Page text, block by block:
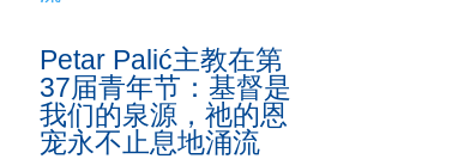
Petar Palić主教在第
37届青年节：基督是
我们的泉源，祂的恩
宠永不止息地涌流